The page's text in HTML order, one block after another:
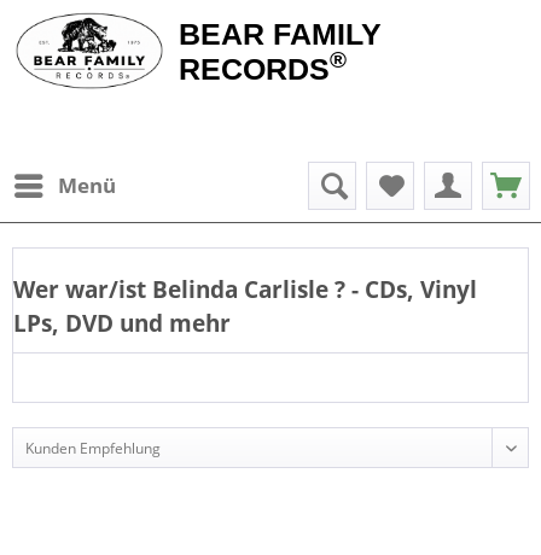
BEAR FAMILY
RECORDS®
Menü
Wer war/ist Belinda Carlisle? - CDs, Vinyl
LPs, DVD und mehr